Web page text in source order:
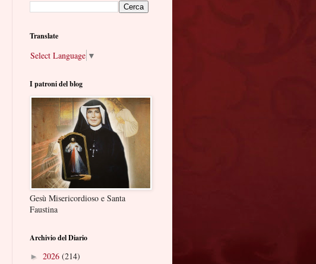
Translate
Select Language ▼
I patroni del blog
Gesù Misericordioso e Santa
Faustina
Archivio del Diario
► 2026 (214)